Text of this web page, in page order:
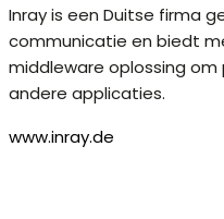
Inray is een Duitse firma
communicatie en biedt
middleware oplossing
andere applicaties.
www.inray.de